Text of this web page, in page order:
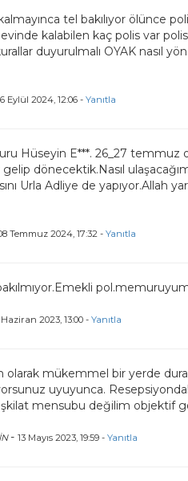
tel bakılıyor ölünce
kalabilen kaç polis var
duyurulmalı OYAK nasıl
Eylül 2024, 12:06 -Yanıtla
Hüseyin E***. 26_27 temmuz
dönecektik.Nasıl
Urla Adliye de
Temmuz 2024, 17:32 -Yanıtla
Haziran 2023, 13:00 -Yanıtla
mükemmel bir yerde
uyuyunca.
mensubu değilim objektif
-13 Mayıs 2023, 19:59 -Yanıtla